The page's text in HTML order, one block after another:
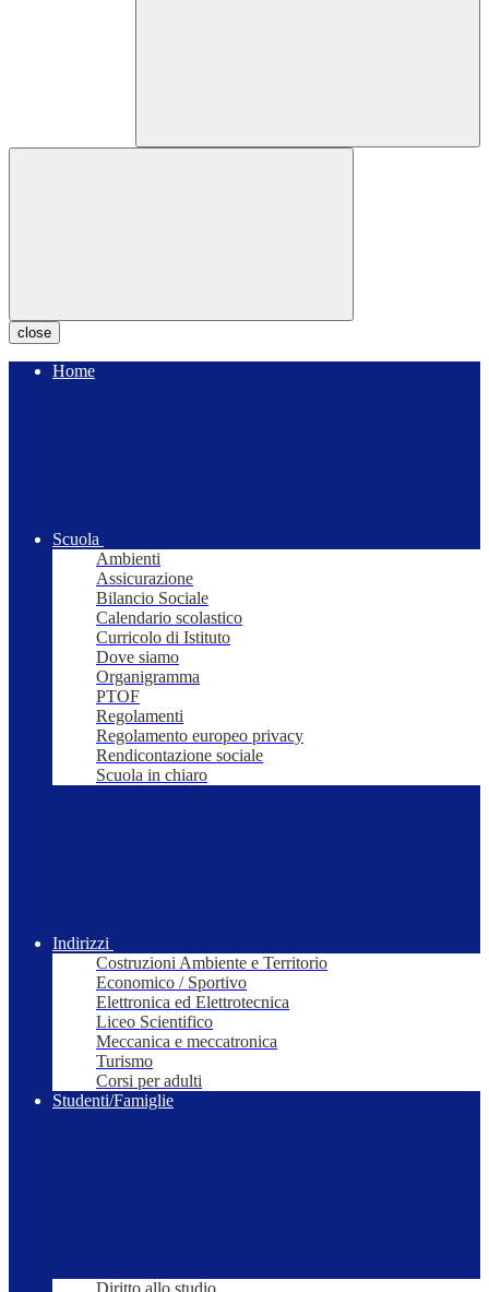
close
Home
Scuola
Ambienti
Assicurazione
Bilancio Sociale
Calendario scolastico
Curricolo di Istituto
Dove siamo
Organigramma
PTOF
Regolamenti
Regolamento europeo privacy
Rendicontazione sociale
Scuola in chiaro
Indirizzi
Costruzioni Ambiente e Territorio
Economico / Sportivo
Elettronica ed Elettrotecnica
Liceo Scientifico
Meccanica e meccatronica
Turismo
Corsi per adulti
Studenti/Famiglie